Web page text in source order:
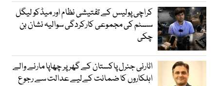
کراچی پولیس کے تفتیشی نظام اور میڈکو لیگل
سسٹم کی مجموعی کارکردگی سوالیہ نشان بن
چکی
اٹارنی جنرل پاکستان کے گھر پر چھاپا مارنے والے
اہلکاروں کا ضمانت کےلیے عدالت سے رجوع